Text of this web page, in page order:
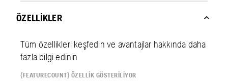
ÖZELLIKLER
Tüm özellikleri keşfedin ve avantajlar hakkında daha
fazla bilgi edinin
{FEATURECOUNT} ÖZELLIK GÖSTERILIYOR